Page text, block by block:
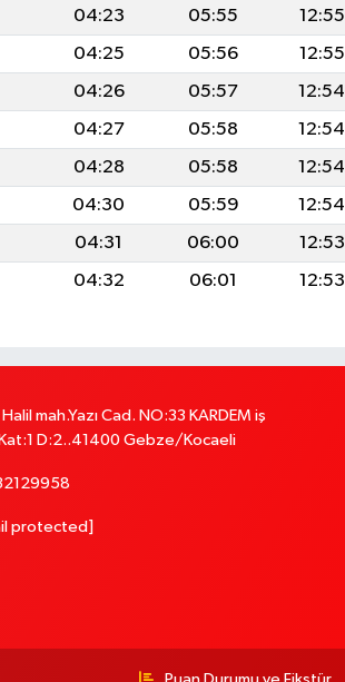
04:23 05:55 12:55
04:25 05:56 12:55
04:26 05:57 12:54
04:27 05:58 12:54
04:28 05:58 12:54
04:30 05:59 12:54
04:31 06:00 12:53
04:32 06:01 12:53
Halil mah.Yazı Cad. NO:33 KARDEM iş
D:2..41400 Gebze/Kocaeli
protected]